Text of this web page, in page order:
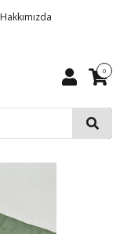
Hakkımızda
0